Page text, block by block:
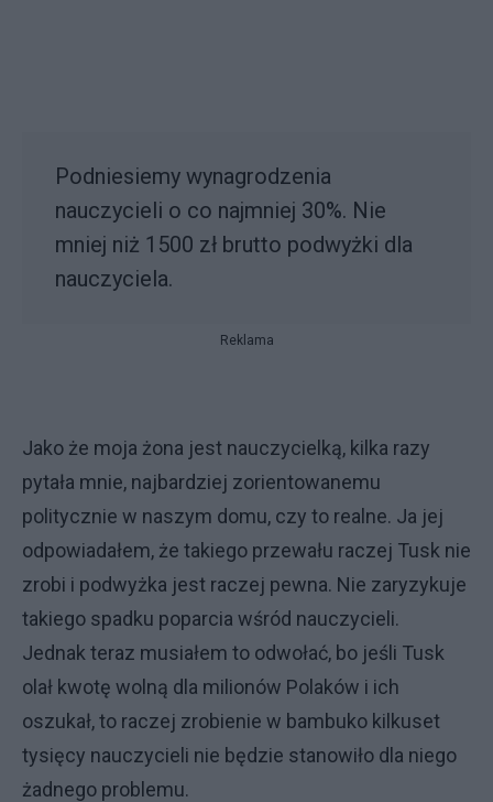
Podniesiemy wynagrodzenia
nauczycieli o co najmniej 30%. Nie
mniej niż 1500 zł brutto podwyżki dla
nauczyciela.
Reklama
Jako że moja żona jest nauczycielką, kilka razy
pytała mnie, najbardziej zorientowanemu
politycznie w naszym domu, czy to realne. Ja jej
odpowiadałem, że takiego przewału raczej Tusk nie
zrobi i podwyżka jest raczej pewna. Nie zaryzykuje
takiego spadku poparcia wśród nauczycieli.
Jednak teraz musiałem to odwołać, bo jeśli Tusk
olał kwotę wolną dla milionów Polaków i ich
oszukał, to raczej zrobienie w bambuko kilkuset
tysięcy nauczycieli nie będzie stanowiło dla niego
żadnego problemu.